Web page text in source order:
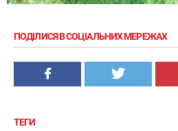
ПОДІЛИСЯ В СОЦІАЛЬНИХ МЕРЕЖАХ
ТЕГИ